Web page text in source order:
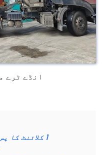
انڈے ٹرے
1 کلائنٹ کا